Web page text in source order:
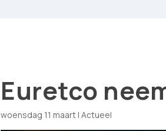
Euretco
woensdag 11 maart | Actueel